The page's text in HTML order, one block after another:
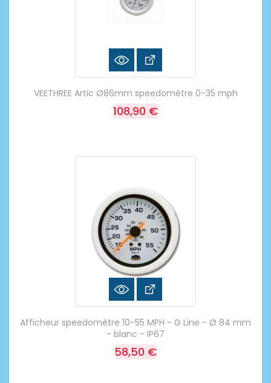
VEETHREE Artic Ø86mm speedomètre 0-35 mph
108,90 €
Afficheur speedomètre 10-55 MPH - G Line - Ø 84 mm
- blanc - IP67
58,50 €